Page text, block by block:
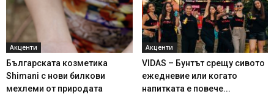
Акценти
Българската козметика
Shimani с нови билкови
мехлеми от природата
Акценти
VIDAS – Бунтът срещу сивото
ежедневие или когато
напитката е повече...